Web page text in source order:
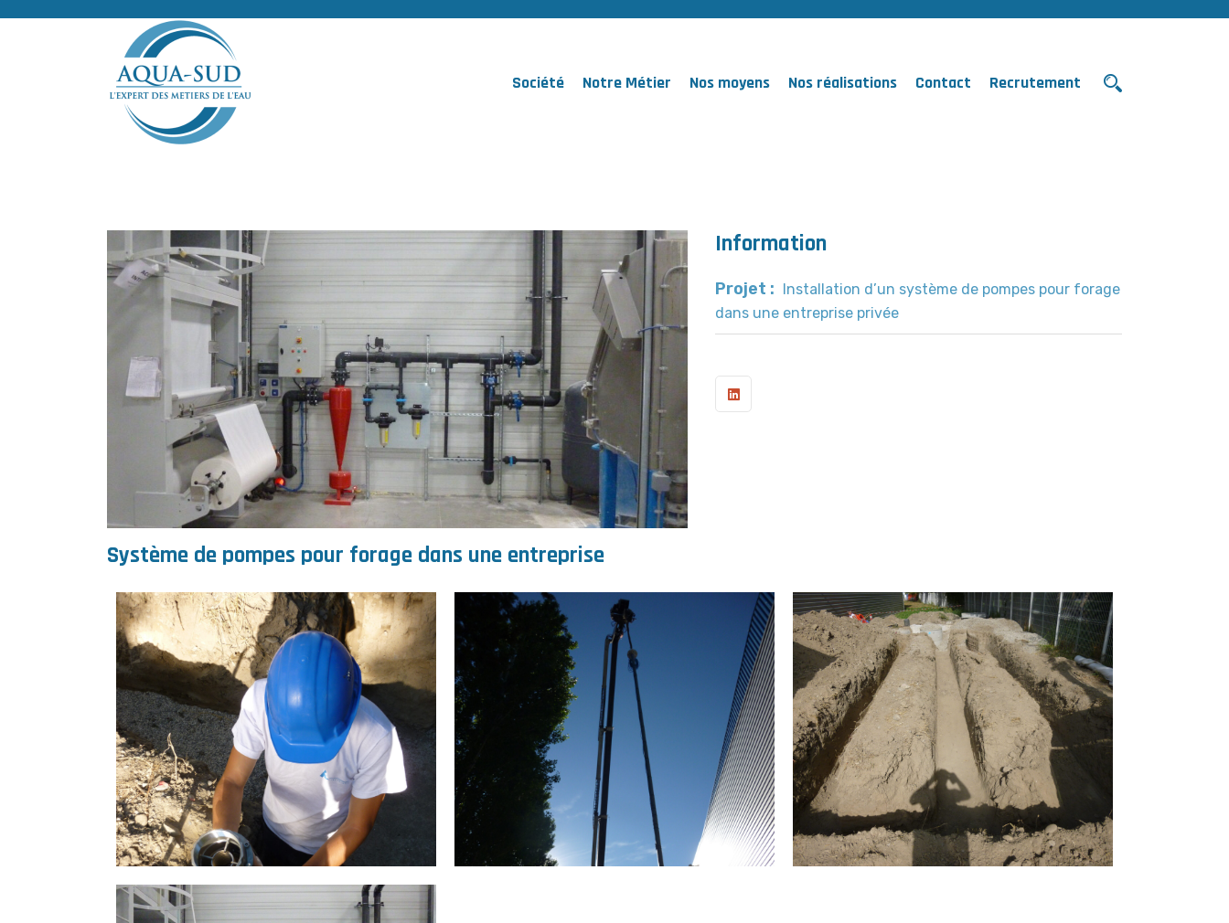
Société Notre Métier Nos moyens Nos réalisations Contact Recrutement
Information
Projet : Installation d’un système de pompes pour forage
dans une entreprise privée
Système de pompes pour forage dans une entreprise